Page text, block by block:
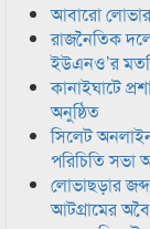
আবারো লোভার
রাজনৈতিক
ইউএনও’র
কানাইঘাটে
অনুষ্ঠিত
সিলেট
পরিচিতি সভা
লোভাছড়ার
আটগ্রামের